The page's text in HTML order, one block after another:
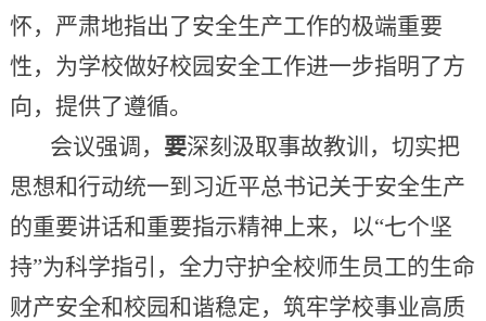
怀，严肃地指出了安全生产工作的极端重要
性，为学校做好校园安全工作进一步指明了方
向，提供了遵循。
会议强调， 要深刻汲取事故教训，切实把
思想和行动统一到习近平总书记关于安全生产
的重要讲话和重要指示精神上来，以“七个坚
持”为科学指引，全力守护全校师生员工的生命
财产安全和校园和谐稳定，筑牢学校事业高质